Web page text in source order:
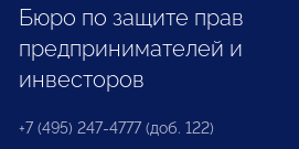
Бюро по защите прав
предпринимателей и
инвесторов
+7 (495) 247-4777 (доб. 122)